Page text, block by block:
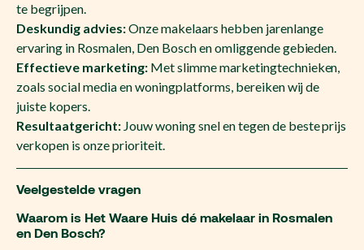
te begrijpen.
Deskundig advies:Onze makelaars hebben jarenlange
ervaring in Rosmalen, Den Bosch en omliggende gebieden.
Effectieve marketing:Met slimme marketingtechnieken,
zoals social media en woningplatforms, bereiken wij de
juiste kopers.
Resultaatgericht:Jouw woning snel en tegen de beste prijs
verkopen is onze prioriteit.
Veelgestelde vragen
Waarom is Het Waare Huis dé makelaar in Rosmalen
en Den Bosch?